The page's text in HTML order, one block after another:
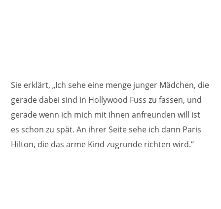
Sie erklärt, „Ich sehe eine menge junger Mädchen, die
gerade dabei sind in Hollywood Fuss zu fassen, und
gerade wenn ich mich mit ihnen anfreunden will ist
es schon zu spät. An ihrer Seite sehe ich dann Paris
Hilton, die das arme Kind zugrunde richten wird.“